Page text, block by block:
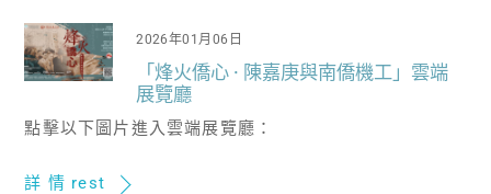
2026年01月06日
「烽火僑心 · 陳嘉庚與南僑機工」雲端
展覽廳
點擊以下圖片進入雲端展覽廳：
詳 情 rest